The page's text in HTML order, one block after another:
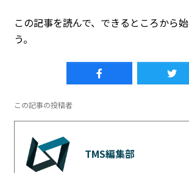
この記事を読んで、できるところから
う。
この記事の投稿者
TMS編集部